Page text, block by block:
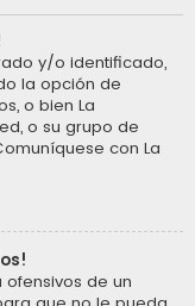
y/o identificado,
la opción de
o bien La
o su grupo de
con La
de un